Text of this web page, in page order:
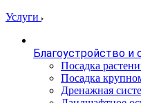
Услуги
Благоустройство и
Посадка
Посадка
Дренажная